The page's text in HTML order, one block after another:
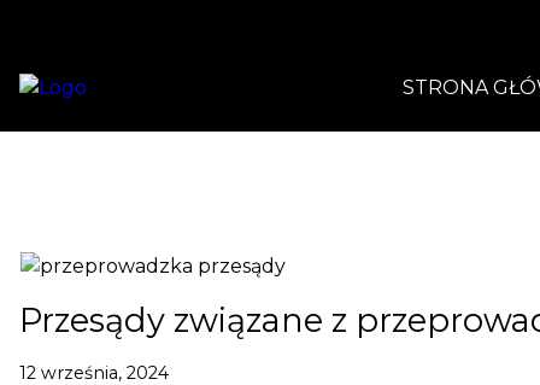
STRONA
Przesądy związane z
12 września, 2024